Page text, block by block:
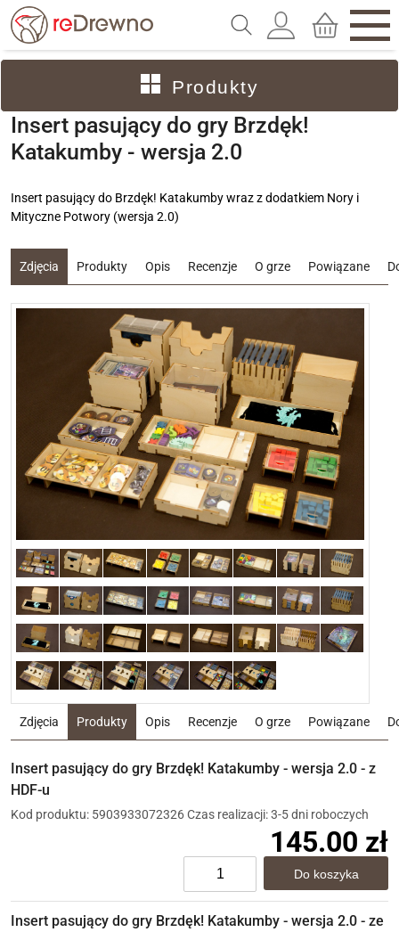
Produkty
Insert pasujący do gry Brzdęk!
Katakumby - wersja 2.0
Insert pasujący do Brzdęk! Katakumby wraz z dodatkiem Nory i
Mityczne Potwory (wersja 2.0)
Zdjęcia Produkty Opis Recenzje O grze Powiązane
Zdjęcia Produkty Opis Recenzje O grze Powiązane
Insert pasujący do gry Brzdęk! Katakumby - wersja 2.0 - z
HDF-u
Kod produktu: 5903933072326Czas realizacji: 3-5 dni roboczych
145.00 zł
Insert pasujący do gry Brzdęk! Katakumby - wersja 2.0 - ze